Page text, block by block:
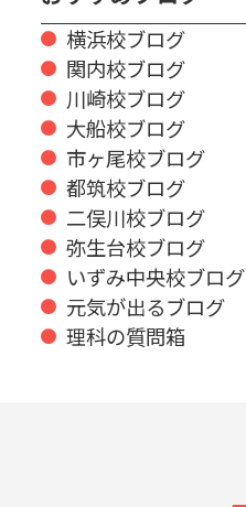
横浜校ブログ
関内校ブログ
川崎校ブログ
大船校ブログ
市ヶ尾校ブログ
都筑校ブログ
二俣川校ブログ
弥生台校ブログ
いずみ中央校ブログ
元気が出るブログ
理科の質問箱